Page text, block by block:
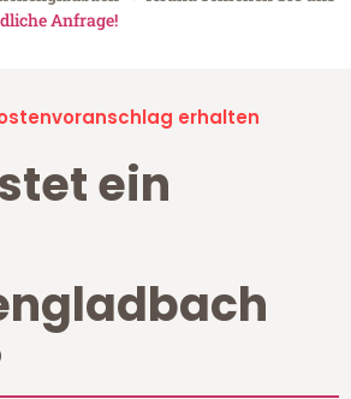
Anfrage!
erhalten
ein